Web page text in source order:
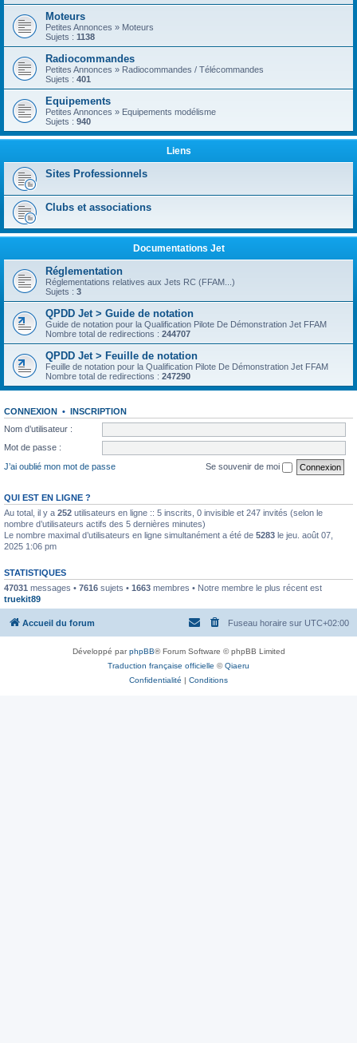
Moteurs
Petites Annonces » Moteurs
Sujets : 1138
Radiocommandes
Petites Annonces » Radiocommandes / Télécommandes
Sujets : 401
Equipements
Petites Annonces » Equipements modélisme
Sujets : 940
Liens
Sites Professionnels
Clubs et associations
Documentations Jet
Réglementation
Réglementations relatives aux Jets RC (FFAM...)
Sujets : 3
QPDD Jet > Guide de notation
Guide de notation pour la Qualification Pilote De Démonstration Jet FFAM
Nombre total de redirections : 244707
QPDD Jet > Feuille de notation
Feuille de notation pour la Qualification Pilote De Démonstration Jet FFAM
Nombre total de redirections : 247290
CONNEXION • INSCRIPTION
Nom d’utilisateur :
Mot de passe :
J’ai oublié mon mot de passe
Se souvenir de moi
QUI EST EN LIGNE ?
Au total, il y a 252 utilisateurs en ligne :: 5 inscrits, 0 invisible et 247 invités (selon le
nombre d’utilisateurs actifs des 5 dernières minutes)
Le nombre maximal d’utilisateurs en ligne simultanément a été de 5283 le jeu. août 07,
2025 1:06 pm
STATISTIQUES
47031 messages • 7616 sujets • 1663 membres • Notre membre le plus récent est
truekit89
Accueil du forum Fuseau horaire sur UTC+02:00
Développé parphpBB® Forum Software © phpBB Limited
Traduction française officielle ©Qiaeru
Confidentialité | Conditions